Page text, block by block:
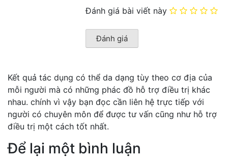
Đánh giá bài viết này
Kết quả tác dụng có thể da dạng tùy theo cơ địa của
mỗi người mà có những phác đồ hỗ trợ điều trị khác
nhau. chính vì vậy bạn đọc cần liên hệ trực tiếp với
người có chuyên môn để được tư vấn cũng như hỗ trợ
điều trị một cách tốt nhất.
Để lại một bình luận